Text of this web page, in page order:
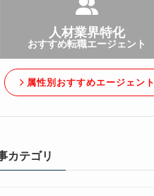
人材業界特化
おすすめ転職エージェント
属性別おすすめエージェント
カテゴリ